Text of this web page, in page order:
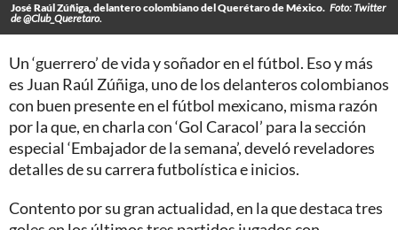
José Raúl Zúñiga, delantero colombiano del Querétaro de México. Foto: Twitter
de @Club_Queretaro.
Un ‘guerrero’ de vida y soñador en el fútbol. Eso y más
es Juan Raúl Zúñiga, uno de los delanteros colombianos
con buen presente en el fútbol mexicano, misma razón
por la que, en charla con ‘Gol Caracol’ para la sección
especial ‘Embajador de la semana’, develó reveladores
detalles de su carrera futbolística e inicios.
Contento por su gran actualidad, en la que destaca tres